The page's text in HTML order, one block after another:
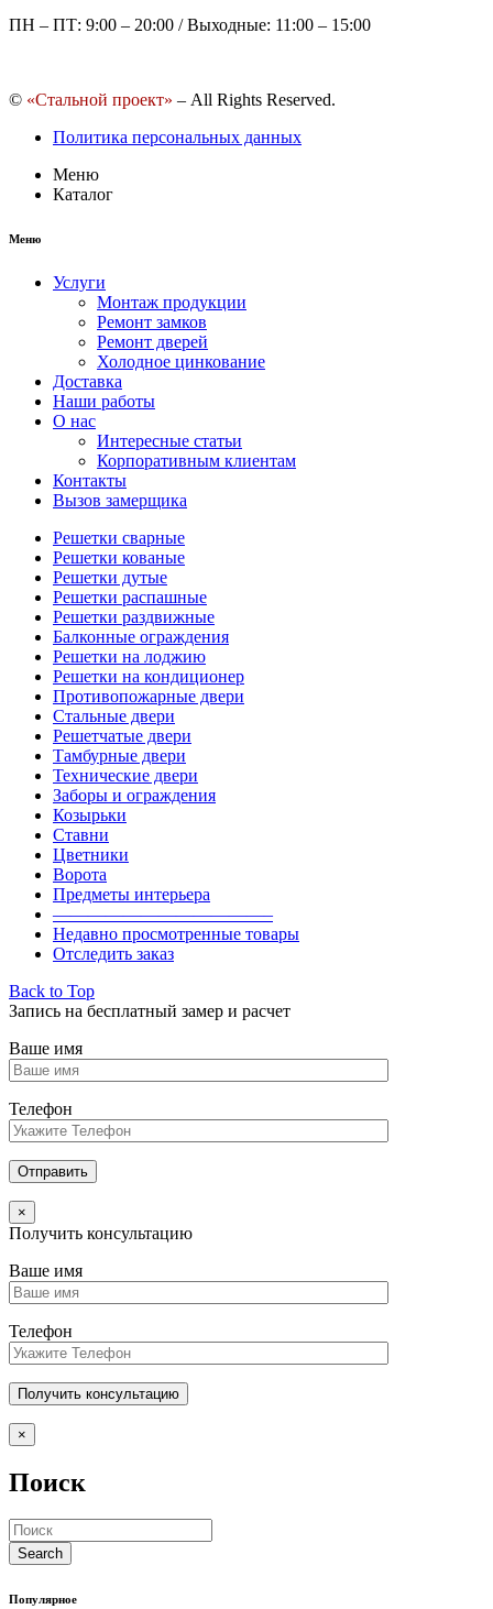
ПН – ПТ: 9:00 – 20:00 / Выходные: 11:00 – 15:00
© «Стальной проект» – All Rights Reserved.
Политика персональных данных
Меню
Каталог
Меню
Услуги
Монтаж продукции
Ремонт замков
Ремонт дверей
Холодное цинкование
Доставка
Наши работы
О нас
Интересные статьи
Корпоративным клиентам
Контакты
Вызов замерщика
Решетки сварные
Решетки кованые
Решетки дутые
Решетки распашные
Решетки раздвижные
Балконные ограждения
Решетки на лоджию
Решетки на кондиционер
Противопожарные двери
Стальные двери
Решетчатые двери
Тамбурные двери
Технические двери
Заборы и ограждения
Козырьки
Ставни
Цветники
Ворота
Предметы интерьера
————————————–
Недавно просмотренные товары
Отследить заказ
Back to Top
Запись на бесплатный замер и расчет
Ваше имя
Телефон
×
Получить консультацию
Ваше имя
Телефон
×
Поиск
Популярное